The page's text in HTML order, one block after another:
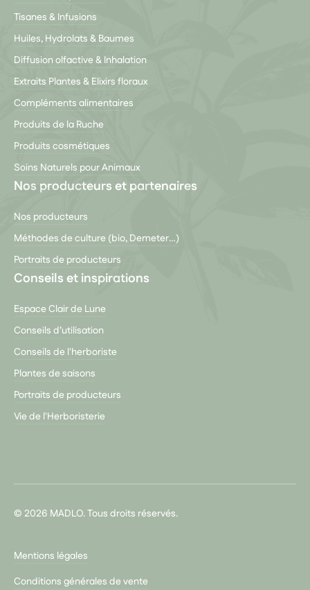
Tisanes & Infusions
Huiles, Hydrolats & Baumes
Diffusion olfactive & Inhalation
Extraits Plantes & Elixirs floraux
Compléments alimentaires
Produits de la Ruche
Produits cosmétiques
Soins Naturels pour Animaux
Nos producteurs et partenaires
Nos producteurs
Méthodes de culture (bio, Demeter…)
Portraits de producteurs
Conseils et inspirations
Espace Clair de Lune
Conseils d’utilisation
Conseils de l'herboriste
Plantes de saisons
Portraits de producteurs
Vie de l'Herboristerie
© 2026 MADLO. Tous droits réservés.
Mentions légales
Conditions générales de vente